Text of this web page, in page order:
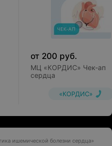
в моче
от 200 руб.
МЦ «КОРДИС» Чек-ап
сердца
«КОРДИС»
ишемической болезни сердца»